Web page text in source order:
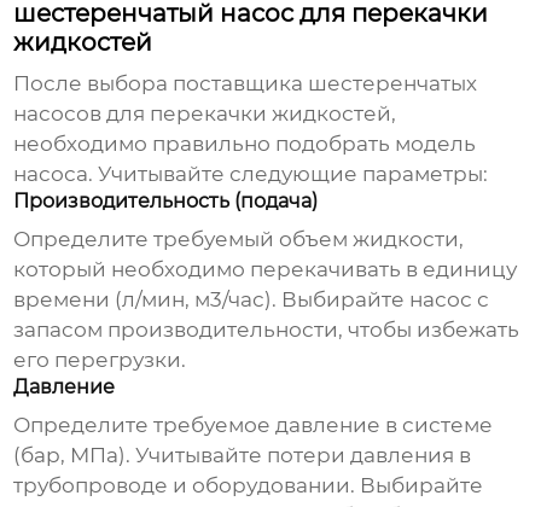
шестеренчатый насос для перекачки
жидкостей
После выбора поставщика шестеренчатых
насосов для перекачки жидкостей,
необходимо правильно подобрать модель
насоса. Учитывайте следующие параметры:
Производительность (подача)
Определите требуемый объем жидкости,
который необходимо перекачивать в единицу
времени (л/мин, м3/час). Выбирайте насос с
запасом производительности, чтобы избежать
его перегрузки.
Давление
Определите требуемое давление в системе
(бар, МПа). Учитывайте потери давления в
трубопроводе и оборудовании. Выбирайте